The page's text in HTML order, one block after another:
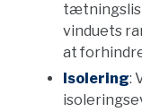
vinduets
at
Isolering: